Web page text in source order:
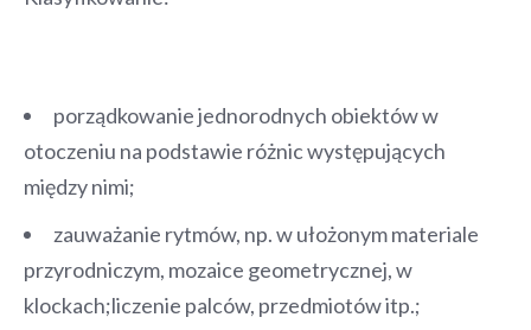
porządkowanie jednorodnych obiektów w
otoczeniu na podstawie różnic występujących
między nimi;
zauważanie rytmów, np. w ułożonym materiale
przyrodniczym, mozaice geometrycznej, w
klockach;liczenie palców, przedmiotów itp.;